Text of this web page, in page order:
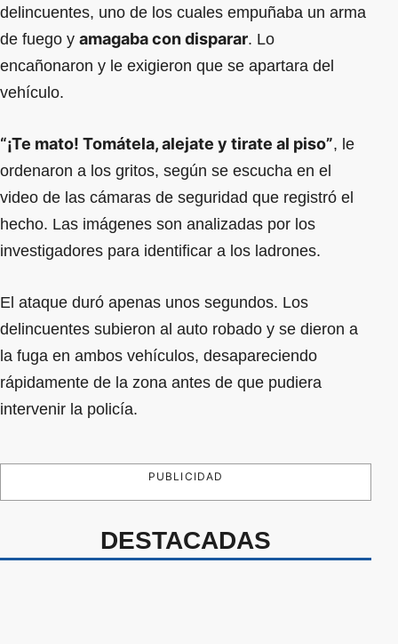
delincuentes, uno de los cuales empuñaba un arma
de fuego y amagaba con disparar. Lo
encañonaron y le exigieron que se apartara del
vehículo.
“¡Te mato! Tomátela, alejate y tirate al piso”, le
ordenaron a los gritos, según se escucha en el
video de las cámaras de seguridad que registró el
hecho. Las imágenes son analizadas por los
investigadores para identificar a los ladrones.
El ataque duró apenas unos segundos. Los
delincuentes subieron al auto robado y se dieron a
la fuga en ambos vehículos, desapareciendo
rápidamente de la zona antes de que pudiera
intervenir la policía.
PUBLICIDAD
DESTACADAS